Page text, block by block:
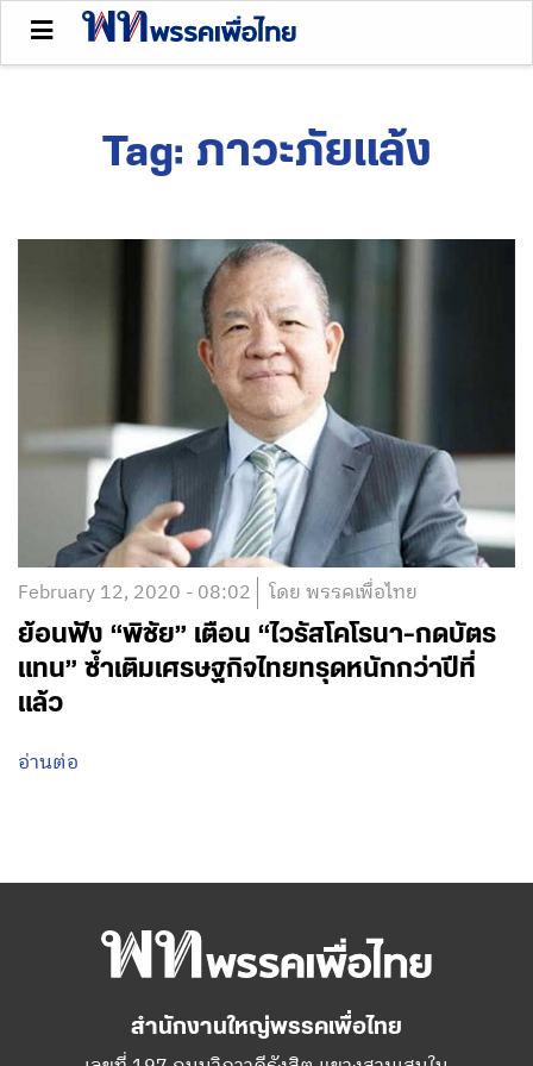
Tag: ภาวะภัยแล้ง
February 12, 2020 - 08:02 โดย พรรคเพื่อไทย
ย้อนฟัง “พิชัย” เตือน “ไวรัสโคโรนา-กดบัตร
แทน” ซ้ำเติมเศรษฐกิจไทยทรุดหนักกว่าปีที่
แล้ว
อ่านต่อ
สำนักงานใหญ่พรรคเพื่อไทย